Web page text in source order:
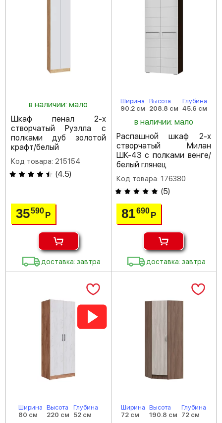
в наличии: мало
Шкаф пенал 2-х
створчатый Руэлла с
полками дуб золотой
крафт/белый
Код товара: 215154
(4.5)
35590 Р
доставка: завтра
Ширина
90.2 см
Высота
208.8 см
Глубина
45.6 см
в наличии: мало
Распашной шкаф 2-х
створчатый Милан
ШК-43 с полками венге/
белый глянец
Код товара: 176380
(5)
81690 Р
доставка: завтра
Ширина
80 см
Высота
220 см
Глубина
52 см
Ширина
72 см
Высота
190.8 см
Глубина
72 см